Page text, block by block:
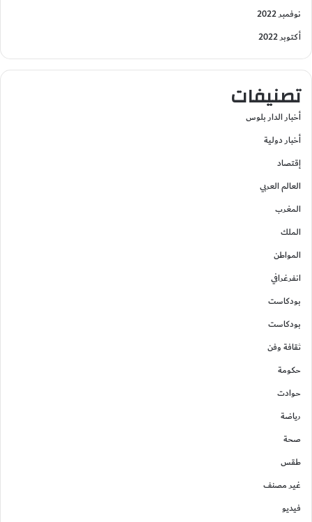
نوفمبر 2022
أكتوبر 2022
تصنيفات
أخبار الدار بلوس
أخبار دولية
إقتصاد
العالم العربي
المغرب
الملك
المواطن
انفرغرافي
بودكاست
بودكاست
ثقافة وفن
حكومة
حوادت
رياضة
صحة
طقس
غير مصنف
فيديو